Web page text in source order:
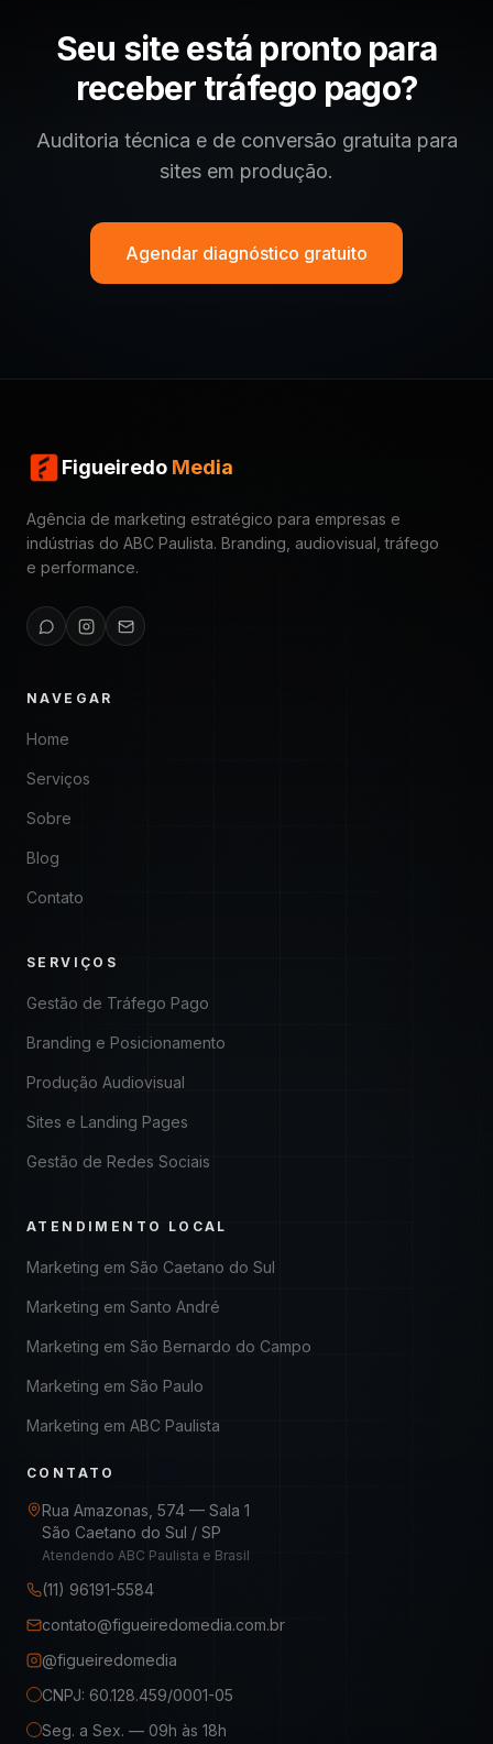
Seu site está pronto para
receber tráfego pago?
Auditoria técnica e de conversão gratuita para
sites em produção.
Agendar diagnóstico gratuito
Figueiredo Media
Agência de marketing estratégico para empresas e
indústrias do ABC Paulista. Branding, audiovisual, tráfego
e performance.
NAVEGAR
Home
Serviços
Sobre
Blog
Contato
SERVIÇOS
Gestão de Tráfego Pago
Branding e Posicionamento
Produção Audiovisual
Sites e Landing Pages
Gestão de Redes Sociais
ATENDIMENTO LOCAL
Marketing em São Caetano do Sul
Marketing em Santo André
Marketing em São Bernardo do Campo
Marketing em São Paulo
Marketing em ABC Paulista
CONTATO
Rua Amazonas, 574 — Sala 1
São Caetano do Sul / SP
Atendendo ABC Paulista e Brasil
(11) 96191-5584
contato@figueiredomedia.com.br
@figueiredomedia
CNPJ: 60.128.459/0001-05
Seg. a Sex. — 09h às 18h